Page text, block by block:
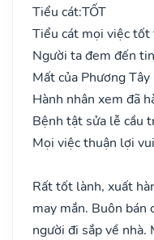
Tiểu cát:TỐT
Tiểu cát mọi việc tốt
Người ta đem đến
Mất của Phương
Hành nhân xem đã
Bệnh tật sửa lễ cầu
Mọi việc thuận lợi
Rất tốt lành, xuất
may mắn. Buôn bán
người đi sắp về nhà.